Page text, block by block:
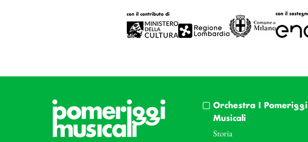
Orchestra I Pomeriggi
Musicali
Storia